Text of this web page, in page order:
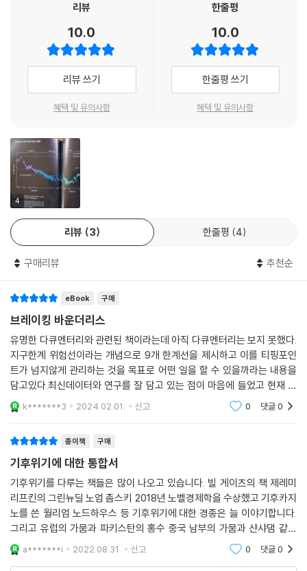
기후 위기를 둘러싼 과학자들과 활동가들의 최전선에서 어떤 일이 벌어지
고 있는지, 이데올로기에 편향된 환경 근본주의적 주장이 아니라, 인류 생
존의 전제 조건을 되돌아보고 지속 가능한 발전의 한계를 살펴보고, 전 지
구적 규모로, 지질학적 규모로 급격하게 변화하는 지구 환경 속에서 번영
과 평화, 자유와 평등을 누릴 수 있는 합리적인 길을 모색하는 과학적인 방
법이 무엇인지 살펴보는 책이 ㈜사이언스북스에서 출간되었다.
자이자 활동가인 지구 과학자 요한 록스트룀(Johan Rockstrom)과 오
웬 가프니(Owen Gaffney)가 쓴 『브레이킹 바운더리스: 기후 위기를 극
복하기 위한 담대한 과학(Breaking Boundaries: The Science of Ou
r Planet)』이 바로 그 책이다. 2009년 요한 록스트룀의 연구팀이 발표한
‘지구 위험 한계선(Planetary Boundaries)’ 개념은 인류 생존에 치명적
역할을 할 수도 있는 9가지 요소, 즉 기후 변화, 성층권 오존층, 대기 중 에
어로졸 농도, 해양 산성도, 질소와 인 같은 화학 물질의 생물-지질학적 순
환, 담수 사용량, 토지 사용 형태, 생물 다양성, 신물질이 위험 상태에 있는
저 지구 위험 한계선을 깨고 위험 상태로 돌입하는 순간 안전 지대에 있는
한계선들마저 함께 무너질 것이다. 9가지 구획의 지표들은 환경 한계선의
위험 수위로 치닫고 있는 미래 지구를 향한 과학의 전조등이자 미래 세대
의 권리, 즉 행복을 추구할 권리와 이를 위한 자원의 확보를 보장하는 가드
레일과도 같다.
2018년 8월, 기후 대책 마련을 촉구하며 전 세계 10대들이 동참한 ‘미래를
위한 금요일’ 운동으로 발전하는 학교 파업 1인 시위를 시작한 그레타 툰베
가 해설을 맡은 넷플릭스 환경 다큐멘터리 「브레이킹 바운더리: 지구의 과
학」(2021년)의 원작으로서 록스트룀과 가프니의 연구와 신념의 정수를
담아낸 책이다. 비영리 환경 단체 글로바이아(Globaia)에서 작성한 16페
이지의 컬러 도판과 지도 이미지들은 최신 연구 성과의 핵심을 한눈에 살
펴볼 수 있도록 도와주고 있다. 또한 국립기상과학원장을 지낸 조천호 경
희 사이버 대학교 기후 변화 특임 교수가 강력히 추천하는 책이기도 하다.
지구 위험 한계선과 인류세 방정식의 창시자가 들려주는
기후 위기를 해결하려면 2050년 탄소 중립 달성은 ‘불가능’이 아니라 ‘불
가피’해야 한다. 2030년까지 탄소 배출량을 반으로 줄여야 하고, 동시에
지금 80억 명에서 100억 명으로 증가하는 인구를 먹여 살릴 수 있는 식량
다. 화석 연료 기반의 문명에서 벗어나 생태계를 지키는 담대한 전환(Gre
at Transformation)을 해야만 한다. 기후 위기는 지금 체계에서 일부를
고친다고 해결되지 않는다. 세상을 바꾸어야 해결할 수 있는 문제다. 우리
일어나게 될 결론이 아니라 선택일 뿐이다. 지금처럼 계속 살 것인지, 아니
면 깨달은 대로 살 것인지를 결정해야 하는 갈림길에 서 있다. 이 결정은 인
류가 공존할 것인지 공멸할 것인지를 가르게 될 것이다.
기후 위기가 영향을 미치는 대기, 물, 생태계는 모든 사람이 누릴 권리를 가
진 공공재이며 현재와 미래 모든 사람의 공유재이다. 자원이 순환되고 에
너지가 재생되는 세상에서만 우리는 생존할 수 있다. 한편 우리는 진퇴양
난의 시대를 살고 있다. 전 세계적으로 경제 성장은 빈곤을 줄이지만, 불평
성장의 속도를 늦춘다면 그 피해의 우선 대상자는 사회 극빈층이 될 것이
정한 부의 분배에 맞추어야 한다. 그래야 사회 구성원 간의 신뢰도가 높아
질 것이고, 결과적으로 기후 위기에 대응할 수 있는 합리적인 정책 결정에
합의를 할 수 있다.?
인류는 위기에서 이를 극복하는 과정에서 더 큰 도약을 해 왔다. 지금 바로
그래야 할 때이다. 우리는 기후 위기를 처음 인식한 세대이자 그 위기를 막
돌파구 중 ‘하나’가 아니라 ‘유일’한 길이다.
- 조천호 (대기 과학자, 경희 사이버 대학교 기후 변화 특임 교수, 전 국립기상과학원
장)
우리는 저탄소 사회로 이동할 것이다. 자연 이 우리를 그렇게 내몰 것이기
때문이다. 정책이 우리를 안내해 인류가 스스로 움직일 수도 있을 것이다.
만약 스스로 움직이지 않고, 자연이 우리를 내몬다면, 우리는 엄청난 희생
을 치르게 될 것이다.
리뷰
10.0
리뷰 쓰기
혜택 및 유의사항
한줄평
10.0
한줄평 쓰기
혜택 및 유의사항
4
리뷰 3 한줄평 4
구매리뷰 추천순
eBook 구매
브레이킹 바운더리스
유명한 다큐멘터리와 관련된 책이라는데 아직 다큐멘터리는 보지 못했다.
지구한계 위험선이라는 개념으로 9개 한계선을 제시하고 이를 티핑포인
트가 넘지않게 관리하는 것을 목표로 어떤 일을 할 수 있을까라는 내용을
담고있다.최신데이터와 연구를 잘 담고 있는 점이 마음에 들었고 현재 상
태뿐만 아니라 나아가야 할 방향에 대해서도 이야기하고 있어서 귀한 책이
었다.
k*******3 2024.02.01. 신고 0 댓글0
종이책 구매
기후위기에 대한 통합서
기후위기를 다루는 책들은 많이 나오고 있습니다. 빌 게이츠의 책 제레미
리프킨의 그린뉴딜 노엄 촘스키 2018년 노벨경제학을 수상했고 기후카지
노를 쓴 월리엄 노드하우스 등 기후위기에.대한 경종은 늘 이야기합니다.
그리고 유럽의 가뭄과 파키스탄의 홍수 중국 남부의 가뭄과 샨샤댐 같은
곳들의 발전량 부족으로 멈춘 공장들 에너지문제를 겪고 내년은 식량문제
를 겪을 것입니다.
a*******i 2022.08.31. 신고 0 댓글0